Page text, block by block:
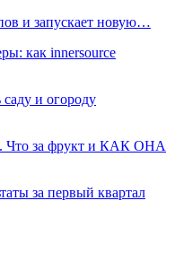
и запускает новую…
как innersource
и огороду
за фрукт и КАК ОНА
за первый квартал